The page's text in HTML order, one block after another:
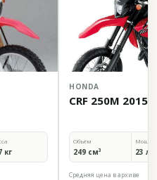
кг
HONDA
CRF 250M 2015
Объём
249 см³ 23
Средняя цена в архиве